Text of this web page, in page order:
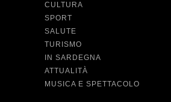
CULTURA
SPORT
SALUTE
TURISMO
IN SARDEGNA
ATTUALITÀ
MUSICA E SPETTACOLO